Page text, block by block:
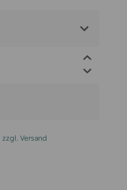
zzgl. Versand